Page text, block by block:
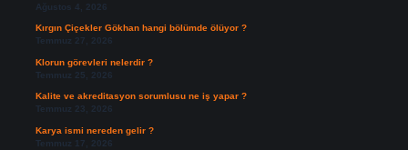
Ağustos 4, 2026
Kırgın Çiçekler Gökhan hangi bölümde ölüyor ?
Temmuz 27, 2026
Klorun görevleri nelerdir ?
Temmuz 25, 2026
Kalite ve akreditasyon sorumlusu ne iş yapar ?
Temmuz 23, 2026
Karya ismi nereden gelir ?
Temmuz 17, 2026